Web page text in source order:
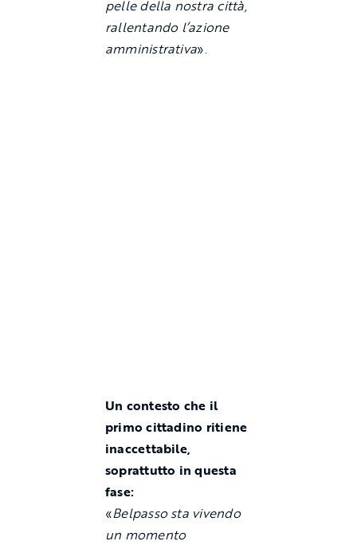
pelle della nostra città,
rallentando l’azione
amministrativa».
Un contesto che il
primo cittadino ritiene
inaccettabile,
soprattutto in questa
fase:
«Belpasso sta vivendo
un momento